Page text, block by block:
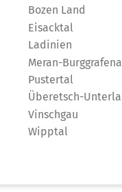
Bozen Land
Eisacktal
Ladinien
Meran-
Pustertal
Überetsch-
Vinschgau
Wipptal